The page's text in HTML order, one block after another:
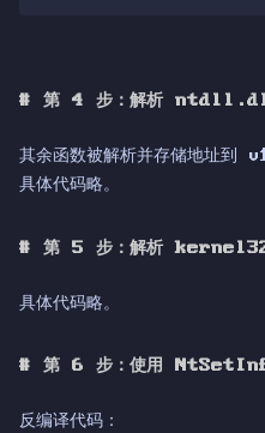
# 第 4 步：解析 ntdll.dll
其余函数被解析并存储地址
具体代码略。
# 第 5 步：解析
具体代码略。
# 第 6 步：使用
反编译代码：